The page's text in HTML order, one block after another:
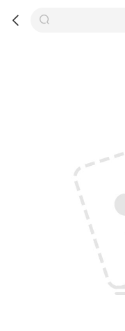
 